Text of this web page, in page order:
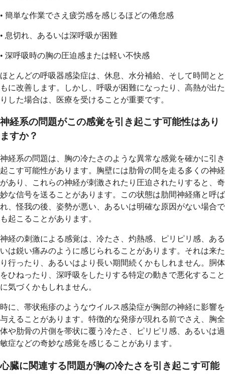
• 簡単な作業でさえ疲労感を感じるほどの倦怠感
• 息切れ、あるいは深呼吸が困難
• 深呼吸時の胸の圧迫感または軽い不快感
ほとんどの呼吸器感染症は、休息、水分補給、そして時間とと
もに改善します。しかし、呼吸が困難になったり、高熱が出た
りした場合は、医療を受けることが重要です。
神経系の問題がこの感覚を引き起こす可能性はあり
ますか？
神経系の問題は、胸の冷たさのような異常な感覚を確かに引き
起こす可能性があります。胸壁には肋骨の間を走る多くの神経
があり、これらの神経が刺激されたり圧迫されたりすると、奇
妙な信号を送ることがあります。この状態は肋間神経痛と呼ば
れ、怪我の後、姿勢が悪い、あるいは明確な原因がない場合で
も起こることがあります。
神経の刺激による感覚は、冷たさ、灼熱感、ピリピリ感、ある
いは鋭い痛みのように感じられることがあります。それは来た
り行ったり、あるいはより長い期間続くかもしれません。胴体
をひねったり、深呼吸をしたりする特定の動きで悪化すること
に気づくかもしれません。
時に、帯状疱疹のようなウイルス感染症が胸部の神経に影響を
与えることがあります。特徴的な発疹が現れる前でさえ、胸全
体や肋骨の片側を帯状に覆う冷たさ、ピリピリ感、あるいは過
敏症などの奇妙な感覚を感じることがあります。
心臓に関連する問題が胸の冷たさを引き起こす可能